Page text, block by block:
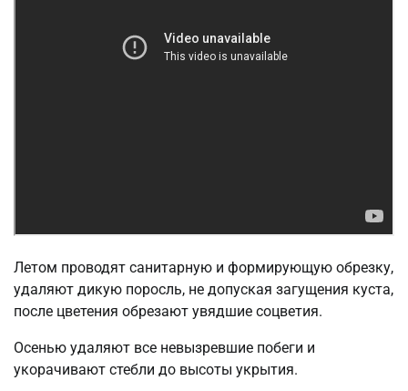
Летом проводят санитарную и формирующую обрезку,
удаляют дикую поросль, не допуская загущения куста,
после цветения обрезают увядшие соцветия.
Осенью удаляют все невызревшие побеги и
укорачивают стебли до высоты укрытия.